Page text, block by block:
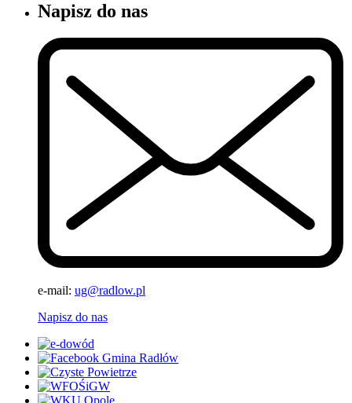
Napisz do nas
e-mail: ug@radlow.pl
Napisz do nas